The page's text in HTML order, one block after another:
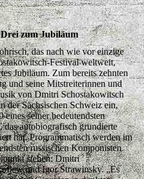
zum Jubiläum
das nach wie vor einzige
Festival weltweit,
Jubiläum. Zum bereits zehnten
und seine Mitstreiterinnen und
von Dmitri Schostakowitsch
der Sächsischen Schweiz ein,
seiner bedeutendsten
das autobiografisch grundierte
hat. Programmatisch werden im
russischen Komponisten
stehen: Dmitri
und Igor Strawinsky. „Es